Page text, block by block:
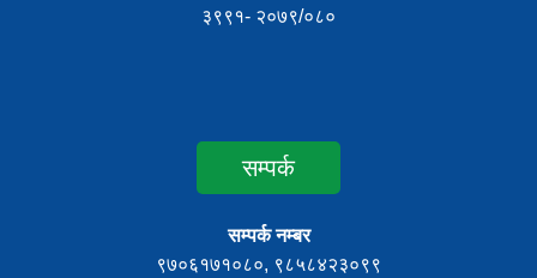
३९९१- २०७९/०८०
सम्पर्क
सम्पर्क नम्बर
९७०६१७१०८०, ९८५८४२३०९९